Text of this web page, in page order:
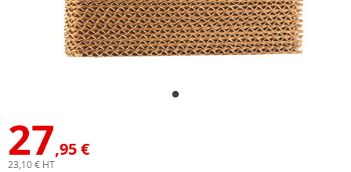
27,95 €
23,10 € HT